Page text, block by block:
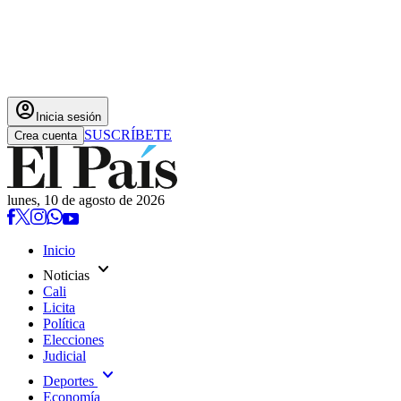
account_circle Inicia sesión
Crea cuenta SUSCRÍBETE
lunes, 10 de agosto de 2026
Inicio
Noticias expand_more
Cali
Licita
Política
Elecciones
Judicial
Deportes expand_more
Economía